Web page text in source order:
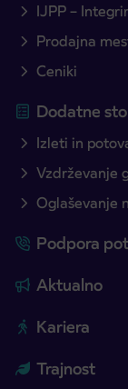
IJPP –
Prodajna
Ceniki
Dodatne
Izleti in
Vzdrževanje
Oglaševanje
Podpora
Aktualno
Kariera
Trajnost